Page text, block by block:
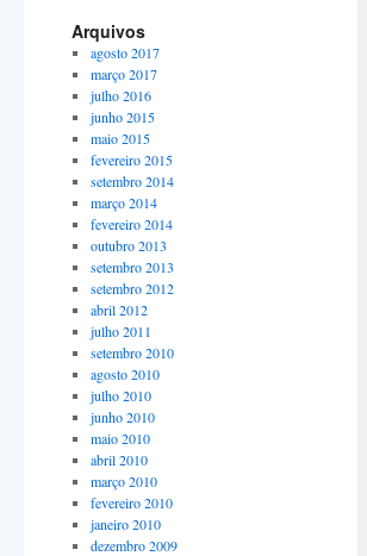
Arquivos
agosto 2017
março 2017
julho 2016
junho 2015
maio 2015
fevereiro 2015
setembro 2014
março 2014
fevereiro 2014
outubro 2013
setembro 2013
setembro 2012
abril 2012
julho 2011
setembro 2010
agosto 2010
julho 2010
junho 2010
maio 2010
abril 2010
março 2010
fevereiro 2010
janeiro 2010
dezembro 2009